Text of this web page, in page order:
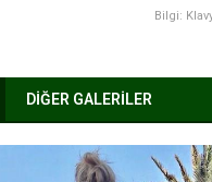
Bilgi:
DİĞER GALERİLER